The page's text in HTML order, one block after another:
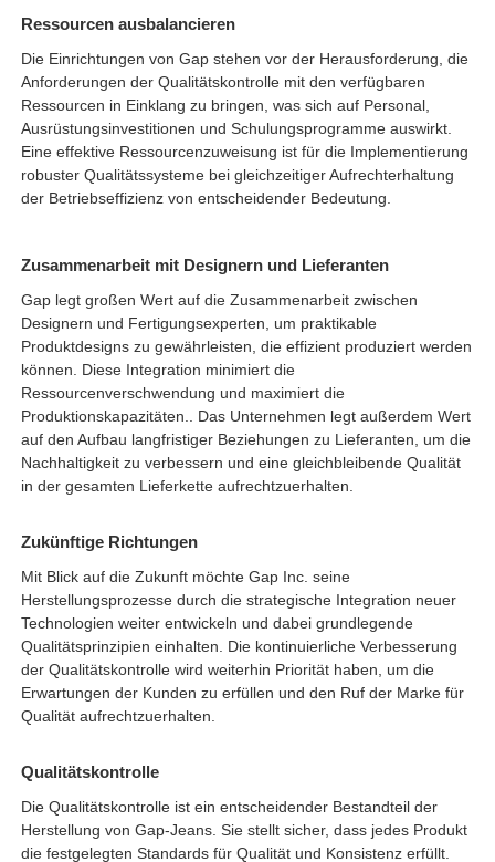
Ressourcen ausbalancieren
Die Einrichtungen von Gap stehen vor der Herausforderung, die
Anforderungen der Qualitätskontrolle mit den verfügbaren
Ressourcen in Einklang zu bringen, was sich auf Personal,
Ausrüstungsinvestitionen und Schulungsprogramme auswirkt.
Eine effektive Ressourcenzuweisung ist für die Implementierung
robuster Qualitätssysteme bei gleichzeitiger Aufrechterhaltung
der Betriebseffizienz von entscheidender Bedeutung.
Zusammenarbeit mit Designern und Lieferanten
Gap legt großen Wert auf die Zusammenarbeit zwischen
Designern und Fertigungsexperten, um praktikable
Produktdesigns zu gewährleisten, die effizient produziert werden
können. Diese Integration minimiert die
Ressourcenverschwendung und maximiert die
Produktionskapazitäten.
. Das Unternehmen legt außerdem Wert
auf den Aufbau langfristiger Beziehungen zu Lieferanten, um die
Nachhaltigkeit zu verbessern und eine gleichbleibende Qualität
in der gesamten Lieferkette aufrechtzuerhalten.
Zukünftige Richtungen
Mit Blick auf die Zukunft möchte Gap Inc. seine
Herstellungsprozesse durch die strategische Integration neuer
Technologien weiter entwickeln und dabei grundlegende
Qualitätsprinzipien einhalten. Die kontinuierliche Verbesserung
der Qualitätskontrolle wird weiterhin Priorität haben, um die
Erwartungen der Kunden zu erfüllen und den Ruf der Marke für
Qualität aufrechtzuerhalten.
Qualitätskontrolle
Die Qualitätskontrolle ist ein entscheidender Bestandteil der
Herstellung von Gap-Jeans. Sie stellt sicher, dass jedes Produkt
die festgelegten Standards für Qualität und Konsistenz erfüllt.